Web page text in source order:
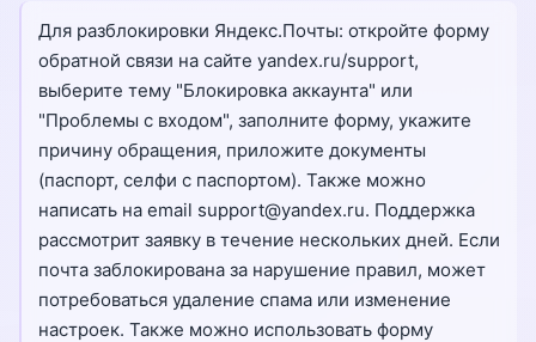
Для разблокировки Яндекс.Почты: откройте форму
обратной связи на сайте yandex.ru/support,
выберите тему "Блокировка аккаунта" или
"Проблемы с входом", заполните форму, укажите
причину обращения, приложите документы
(паспорт, селфи с паспортом). Также можно
написать на email support@yandex.ru. Поддержка
рассмотрит заявку в течение нескольких дней. Если
почта заблокирована за нарушение правил, может
потребоваться удаление спама или изменение
настроек. Также можно использовать форму